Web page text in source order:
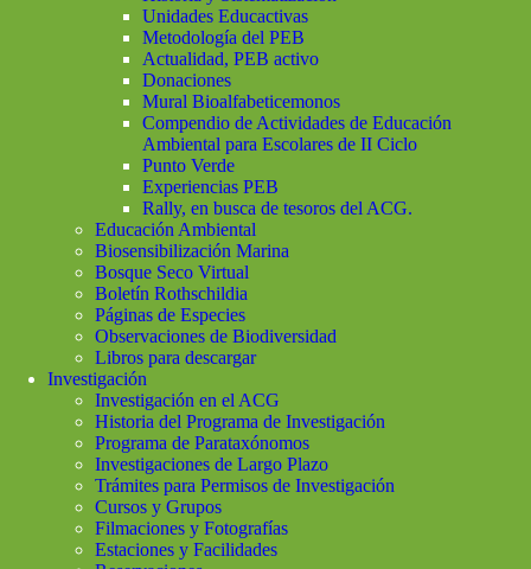
Unidades Educactivas
Metodología del PEB
Actualidad, PEB activo
Donaciones
Mural Bioalfabeticemonos
Compendio de Actividades de Educación
Ambiental para Escolares de II Ciclo
Punto Verde
Experiencias PEB
Rally, en busca de tesoros del ACG.
Educación Ambiental
Biosensibilización Marina
Bosque Seco Virtual
Boletín Rothschildia
Páginas de Especies
Observaciones de Biodiversidad
Libros para descargar
Investigación
Investigación en el ACG
Historia del Programa de Investigación
Programa de Parataxónomos
Investigaciones de Largo Plazo
Trámites para Permisos de Investigación
Cursos y Grupos
Filmaciones y Fotografías
Estaciones y Facilidades